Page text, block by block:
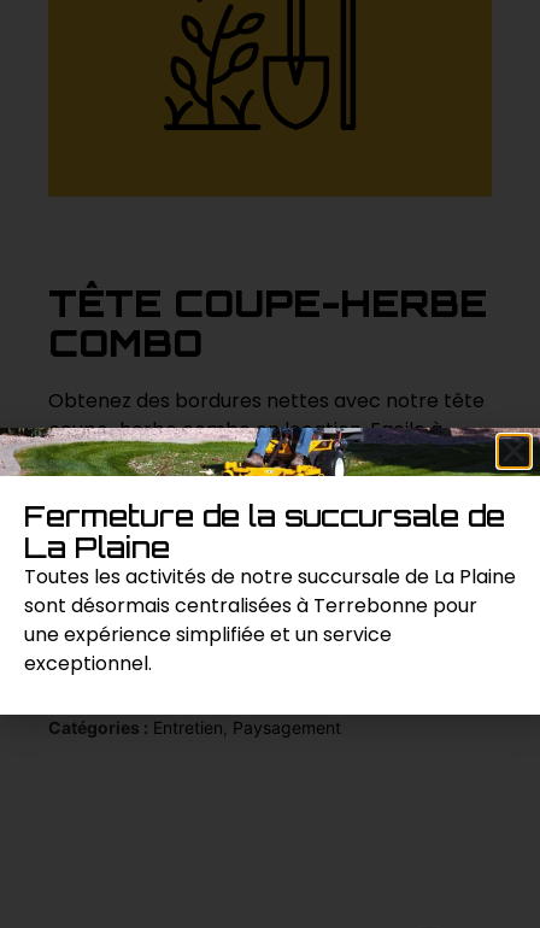
TÊTE COUPE-HERBE
COMBO
Obtenez des bordures nettes avec notre tête
coupe-herbe combo en location. Facile à
attacher à notre moteur combo, cette tête
arbres, des bordures et des autres zones
difficiles d’accès pour une pelouse
impeccable.
Demande de prix
Catégories : Entretien Paysagement
Fermeture de la succursale de
La Plaine
Toutes les activités de notre succursale de La Plaine
sont désormais centralisées à Terrebonne pour
une expérience simplifiée et un service
exceptionnel.